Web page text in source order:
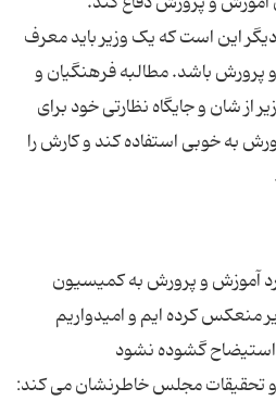
این است که یک وزیر باید معرف
باشد. مطالبه فرهنگیان و
شان و جایگاه نظارتی خود برای
به خوبی استفاده کند و کارش را
آموزش و پرورش به کمیسیون
منعکس کرده ایم و امیدواریم
مجلس خاطرنشان می کند: